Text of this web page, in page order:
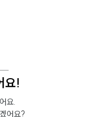
요!
요.
어요?